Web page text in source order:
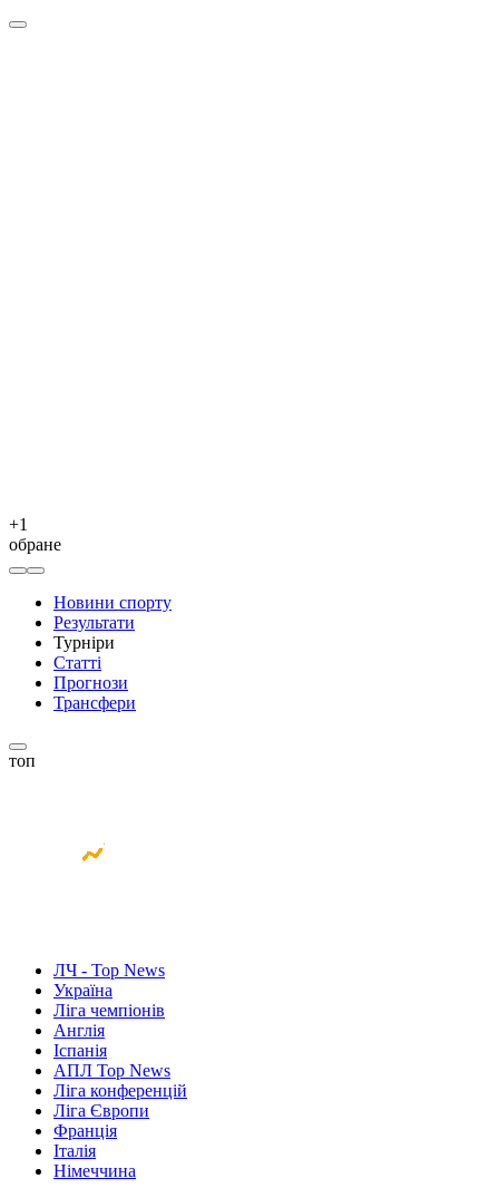
+1
обране
Новини спорту
Результати
Турніри
Статті
Прогнози
Трансфери
топ
ЛЧ - Top News
Україна
Ліга чемпіонів
Англія
Іспанія
АПЛ Top News
Ліга конференцій
Ліга Європи
Франція
Італія
Німеччина